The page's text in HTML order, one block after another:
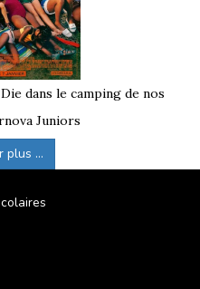
dans le camping de nos
Juniors
plus ...